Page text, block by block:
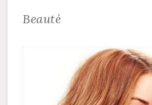
Beauté